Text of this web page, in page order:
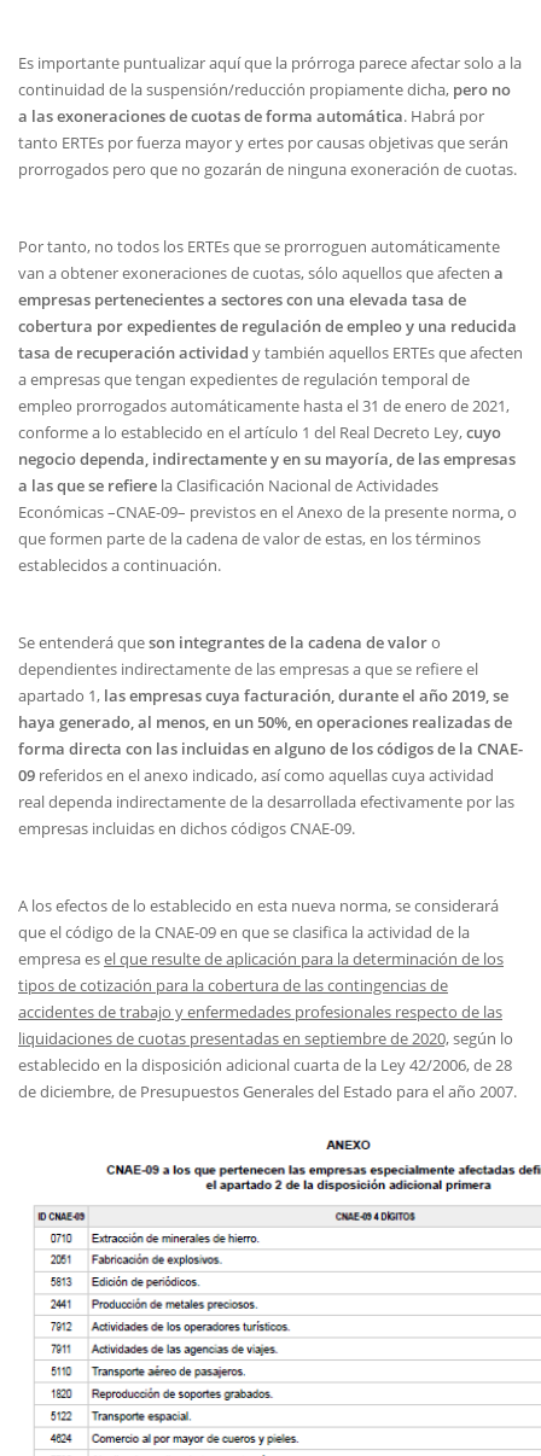
Es importante puntualizar aquí que la prórroga parece afectar solo a la
continuidad de la suspensión/reducción propiamente dicha, pero no
a las exoneraciones de cuotas de forma automática. Habrá por
tanto ERTEs por fuerza mayor y ertes por causas objetivas que serán
prorrogados pero que no gozarán de ninguna exoneración de cuotas.
Por tanto, no todos los ERTEs que se prorroguen automáticamente
van a obtener exoneraciones de cuotas, sólo aquellos que afecten a
empresas pertenecientes a sectores con una elevada tasa de
cobertura por expedientes de regulación de empleo y una reducida
tasa de recuperación actividad y también aquellos ERTEs que afecten
a empresas que tengan expedientes de regulación temporal de
empleo prorrogados automáticamente hasta el 31 de enero de 2021,
conforme a lo establecido en el artículo 1 del Real Decreto Ley,cuyo
negocio dependa, indirectamente y en su mayoría, de las empresas
a las que se refiere la Clasificación Nacional de Actividades
Económicas –CNAE-09– previstos en el Anexo de la presente norma,o
que formen parte de la cadena de valor de estas, en los términos
establecidos a continuación.
Se entenderá queson integrantes de la cadena de valoro
dependientes indirectamente de las empresas a que se refiere el
apartado 1, las empresas cuya facturación, durante el año 2019, se
haya generado, al menos, en un 50%, en operaciones realizadas de
forma directa con las incluidas en alguno de los códigos de la CNAE-
09 referidos en el anexo indicado, así como aquellas cuya actividad
real dependa indirectamente de la desarrollada efectivamente por las
empresas incluidas en dichos códigos CNAE-09.
A los efectos de lo establecido en esta nueva norma, se considerará
que el código de la CNAE-09 en que se clasifica la actividad de la
empresa esel que resulte de aplicación para la determinación de los
tipos de cotización para la cobertura de las contingencias de
accidentes de trabajo y enfermedades profesionales respecto de las
liquidaciones de cuotas presentadas en septiembre de 2020,según lo
establecido en la disposición adicional cuarta de la Ley 42/2006, de 28
de diciembre, de Presupuestos Generales del Estado para el año 2007.